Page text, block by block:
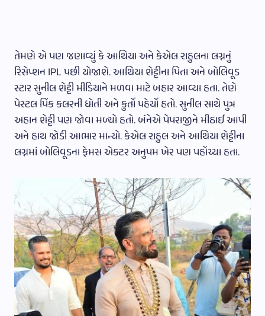
તેમણે એ પણ જણાવ્યું કે આથિયા અને કેએલ રાહુલના લગ્નનું
રિસેપ્શન IPL પછી યોજાશે. આથિયા શેટ્ટીના પિતા અને બોલિવૂડ
સ્ટાર સુનીલ શેટ્ટી મીડિયાને મળવા માટે બહાર આવ્યા હતા. તેણે
પેસ્ટલ પિંક કલરની ધોતી અને કુર્તો પહેર્યો હતો. સુનીલ સાથે પુત્ર
અહાન શેટ્ટી પણ જોવા મળ્યો હતો. બંનેએ પેપરાજીને મીઠાઈ આપી
અને હાથ જોડી આભાર માન્યો. કેએલ રાહુલ અને આથિયા શેટ્ટીના
લગ્નમાં બોલિવૂડના ફેમસ એક્ટર અનુપમ ખેર પણ પહોંચ્યા હતા.